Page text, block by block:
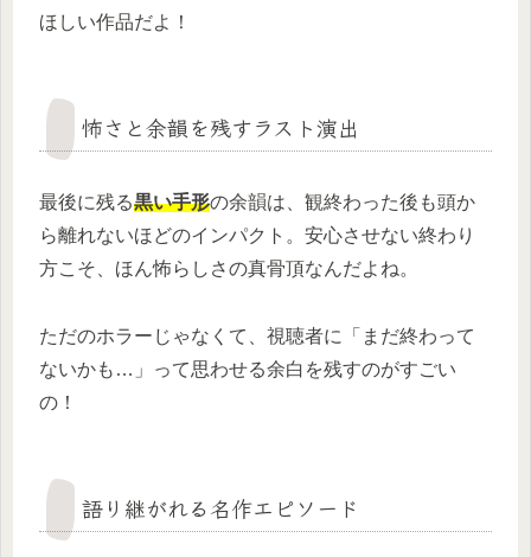
ほしい作品だよ！
怖さと余韻を残すラスト演出
最後に残る黒い手形の余韻は、観終わった後も頭か
ら離れないほどのインパクト。安心させない終わり
方こそ、ほん怖らしさの真骨頂なんだよね。
ただのホラーじゃなくて、視聴者に「まだ終わって
ないかも…」って思わせる余白を残すのがすごい
の！
語り継がれる名作エピソード